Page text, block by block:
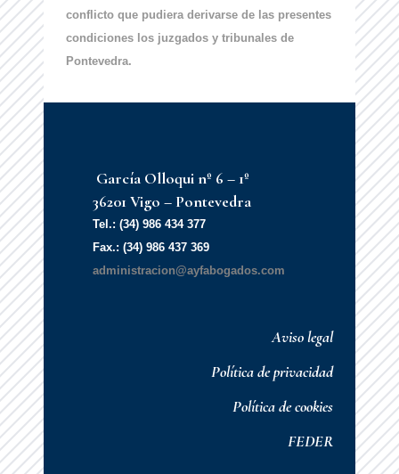
conflicto que pudiera derivarse de las presentes
condiciones los juzgados y tribunales de
Pontevedra.
García Olloqui nº 6 – 1º
36201 Vigo – Pontevedra
Tel.: (34) 986 434 377
Fax.: (34) 986 437 369
administracion@ayfabogados.com
Aviso legal
Política de privacidad
Política de cookies
FEDER